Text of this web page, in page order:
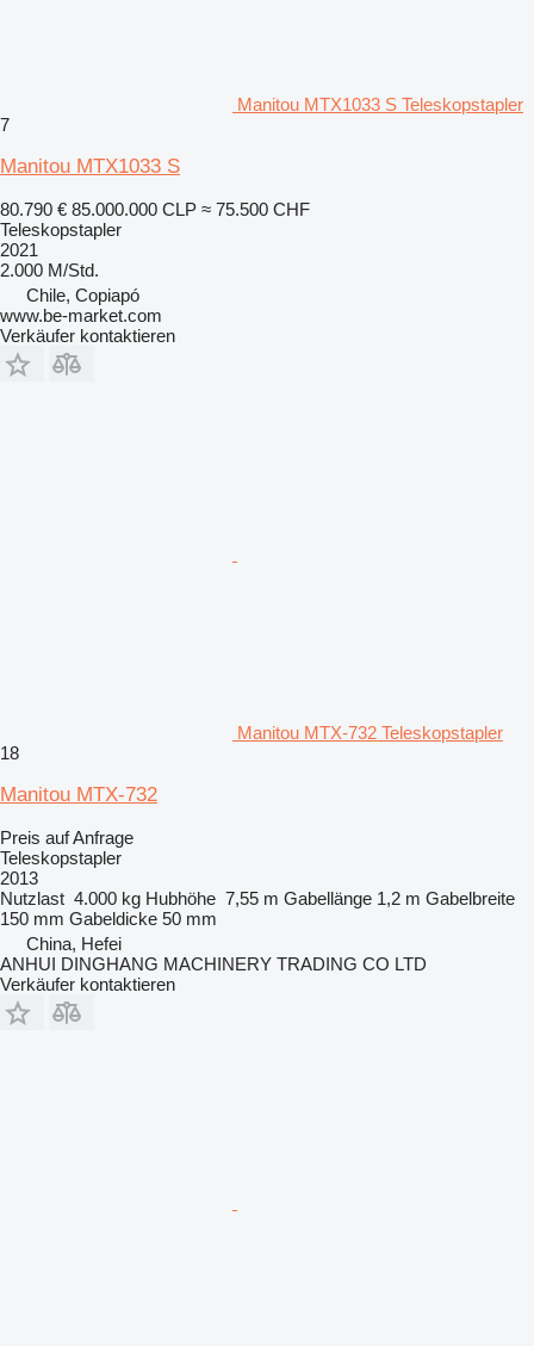
Manitou MTX1033 S Teleskopstapler
7
Manitou MTX1033 S
80.790 € 85.000.000 CLP ≈ 75.500 CHF
Teleskopstapler
2021
2.000 M/Std.
Chile, Copiapó
www.be-market.com
Verkäufer kontaktieren
Manitou MTX-732 Teleskopstapler
18
Manitou MTX-732
Preis auf Anfrage
Teleskopstapler
2013
Nutzlast 4.000 kg Hubhöhe 7,55 m Gabellänge 1,2 m Gabelbreite
150 mm Gabeldicke 50 mm
China, Hefei
ANHUI DINGHANG MACHINERY TRADING CO LTD
Verkäufer kontaktieren